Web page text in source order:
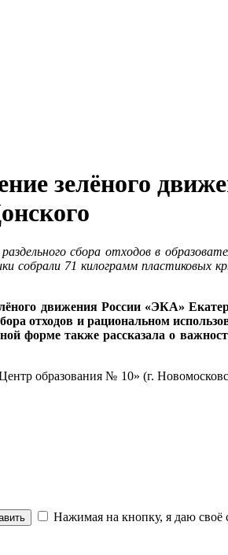
зелёного
сбора отходов в
собрали 71 килограмм пластиковых
движения России «ЭКА»
отходов и рациональном
форме также рассказала о
№ 10» (г.
Нажимая на кнопку, я даю своё